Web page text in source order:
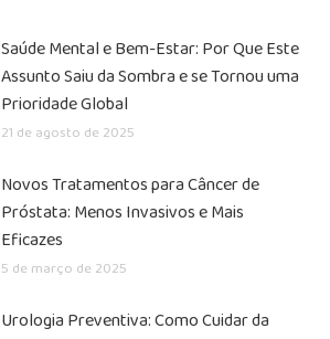
Saúde Mental e Bem-Estar: Por Que Este
Assunto Saiu da Sombra e se Tornou uma
Prioridade Global
21 de agosto de 2025
Novos Tratamentos para Câncer de
Próstata: Menos Invasivos e Mais
Eficazes
5 de março de 2025
Urologia Preventiva: Como Cuidar da